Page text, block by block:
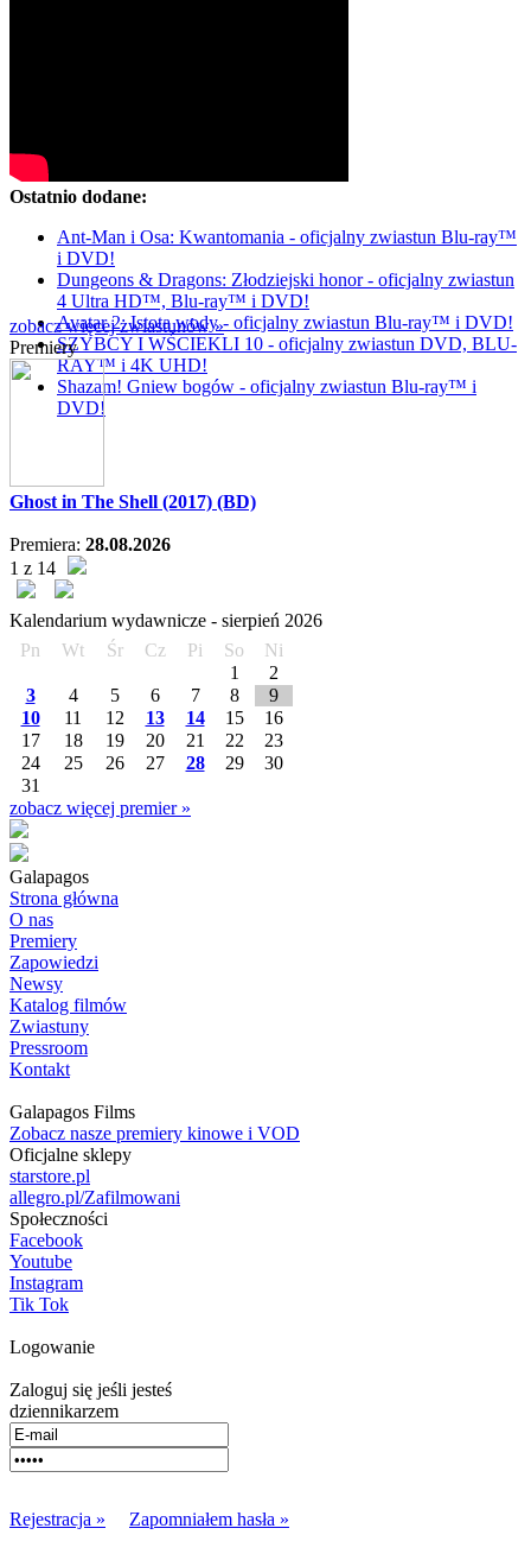
Ostatnio dodane:
Ant-Man i Osa: Kwantomania - oficjalny zwiastun Blu-ray™
i DVD!
Dungeons & Dragons: Złodziejski honor - oficjalny zwiastun
4 Ultra HD™, Blu-ray™ i DVD!
Avatar 2: Istota wody - oficjalny zwiastun Blu-ray™ i DVD!
SZYBCY I WŚCIEKLI 10 - oficjalny zwiastun DVD, BLU-
RAY™ i 4K UHD!
Shazam! Gniew bogów - oficjalny zwiastun Blu-ray™ i
DVD!
zobacz więcej zwiastunów »
Premiery
Ghost in The Shell (2017) (BD)
Premiera: 28.08.2026
1 z 14
Kalendarium wydawnicze - sierpień 2026
Pn
Wt Śr Cz Pi So
Ni
1
2
3
4 5 6 7 8
9
10
11 12 13 14 15
16
17
18 19 20 21 22
23
24
25 26 27 28 29
30
31
zobacz więcej premier »
Galapagos
Strona główna
O nas
Premiery
Zapowiedzi
Newsy
Katalog filmów
Zwiastuny
Pressroom
Kontakt
Galapagos Films
Zobacz nasze premiery kinowe i VOD
Oficjalne sklepy
starstore.pl
allegro.pl/Zafilmowani
Społeczności
Facebook
Youtube
Instagram
Tik Tok
Logowanie
Zaloguj się jeśli jesteś
dziennikarzem
Rejestracja » Zapomniałem hasła »